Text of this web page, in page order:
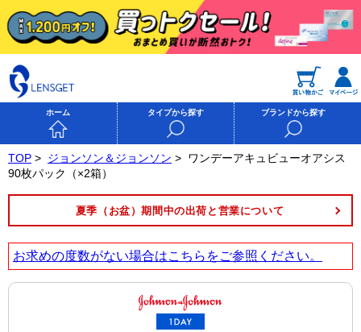
ホーム タイプから探す ブランドから探す
TOP > ジョンソン＆ジョンソン > ワンデーアキュビューオアシス
90枚パック（×2箱）
夏季（お盆）期間中の出荷と営業について
お求めの度数がない場合はこちら をご参照ください。